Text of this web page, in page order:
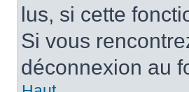
lus, si cette
Si vous
déconnexion au